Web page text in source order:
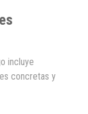
incluye
concretas y